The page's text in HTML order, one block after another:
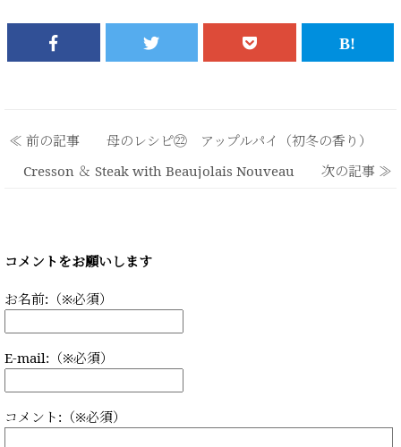
≪ 前の記事 母のレシピ㉒ アップルパイ（初冬の香り）
Cresson ＆ Steak with Beaujolais Nouveau 次の記事 ≫
コメントをお願いします
お名前:（※必須）
E-mail:（※必須）
コメント:（※必須）